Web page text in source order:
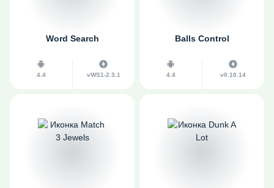
Word Search
4.4 vWS1-2.3.1
Balls Control
4.4 v0.10.14